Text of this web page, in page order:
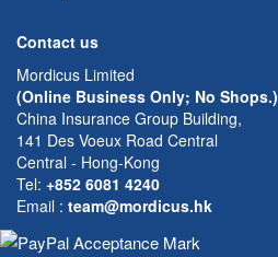
Contact us
Mordicus Limited
(Online Business Only; No Shops.)
China Insurance Group Building,
141 Des Voeux Road Central
Central - Hong-Kong
Tel: +852 6081 4240
Email : team@mordicus.hk